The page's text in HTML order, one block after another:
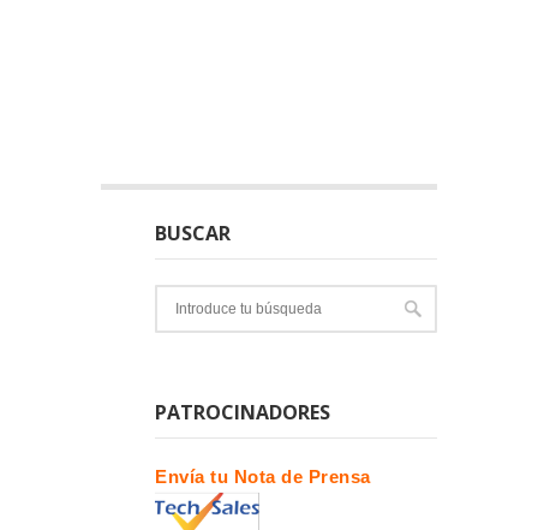
BUSCAR
PATROCINADORES
Envía tu Nota de Prensa